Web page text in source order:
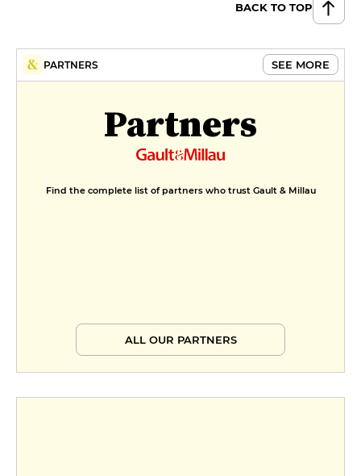
BACK TO TOP
PARTNERS SEE MORE
Partners
Find the complete list of partners who trust Gault & Millau
ALL OUR PARTNERS